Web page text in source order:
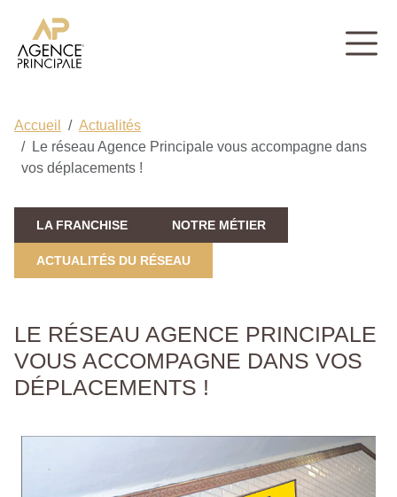
Accueil
Actualités
Le réseau Agence Principale vous accompagne dans
vos déplacements !
LA FRANCHISE NOTRE MÉTIER
ACTUALITÉS DU RÉSEAU
LE RÉSEAU AGENCE PRINCIPALE
VOUS ACCOMPAGNE DANS VOS
DÉPLACEMENTS !